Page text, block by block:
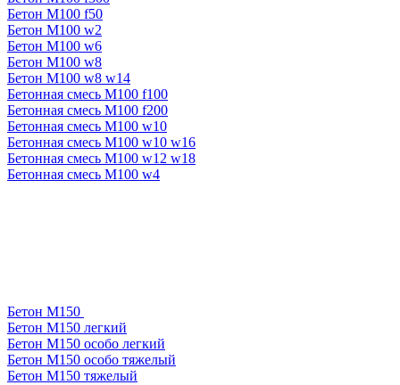
Бетон М100 f50
Бетон М100 w2
Бетон М100 w6
Бетон М100 w8
Бетон М100 w8 w14
Бетонная смесь М100 f100
Бетонная смесь М100 f200
Бетонная смесь М100 w10
Бетонная смесь М100 w10 w16
Бетонная смесь М100 w12 w18
Бетонная смесь М100 w4
Бетон М150
Бетон М150 легкий
Бетон М150 особо легкий
Бетон М150 особо тяжелый
Бетон М150 тяжелый